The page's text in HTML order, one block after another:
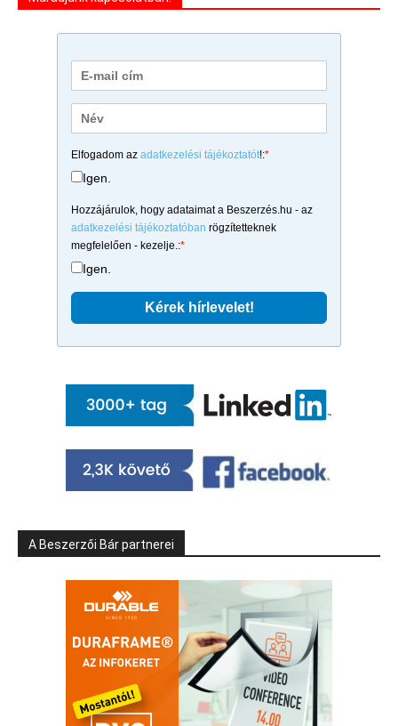
Elfogadom az adatkezelési tájékoztatót!:*
Igen.
Hozzájárulok, hogy adataimat a Beszerzés.hu - az
adatkezelési tájékoztatóban rögzítetteknek
megfelelően - kezelje.:*
Igen.
A Beszerzői Bár partnerei